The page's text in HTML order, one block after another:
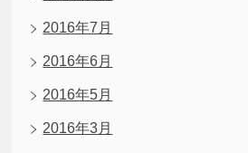
2016年7月
2016年6月
2016年5月
2016年3月